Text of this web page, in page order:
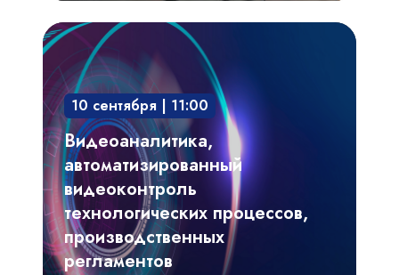
Видеоаналитика,
автоматизированный
видеоконтроль
технологических
процессов,
производственных
регламентов
10 сентября | 11:00
Видеоаналитика,
автоматизированный
видеоконтроль
технологических процессов,
производственных
регламентов